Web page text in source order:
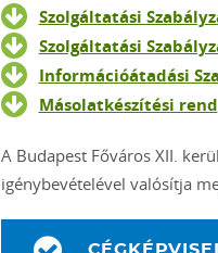
Szolgáltatási
Szolgáltatási
Információátadási
Másolatkészítési rend
A Budapest Főváros XII.
igénybevételével valósítja